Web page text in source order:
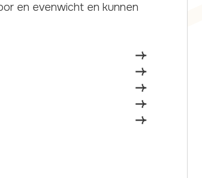
en evenwicht en kunnen